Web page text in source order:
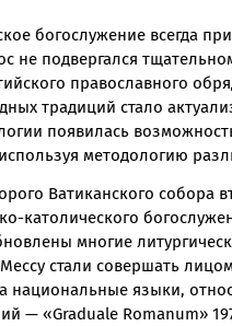
богослужение всегда
не подвергался
православного
традиций стало
появилась
методологию
Ватиканского
католического
многие
стали совершать
национальные языки,
— «Graduale Romanum»